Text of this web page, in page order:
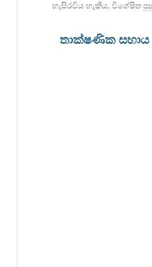
හැසිරවිය හැකිය. විශේෂිත
තාක්ෂණික සහාය